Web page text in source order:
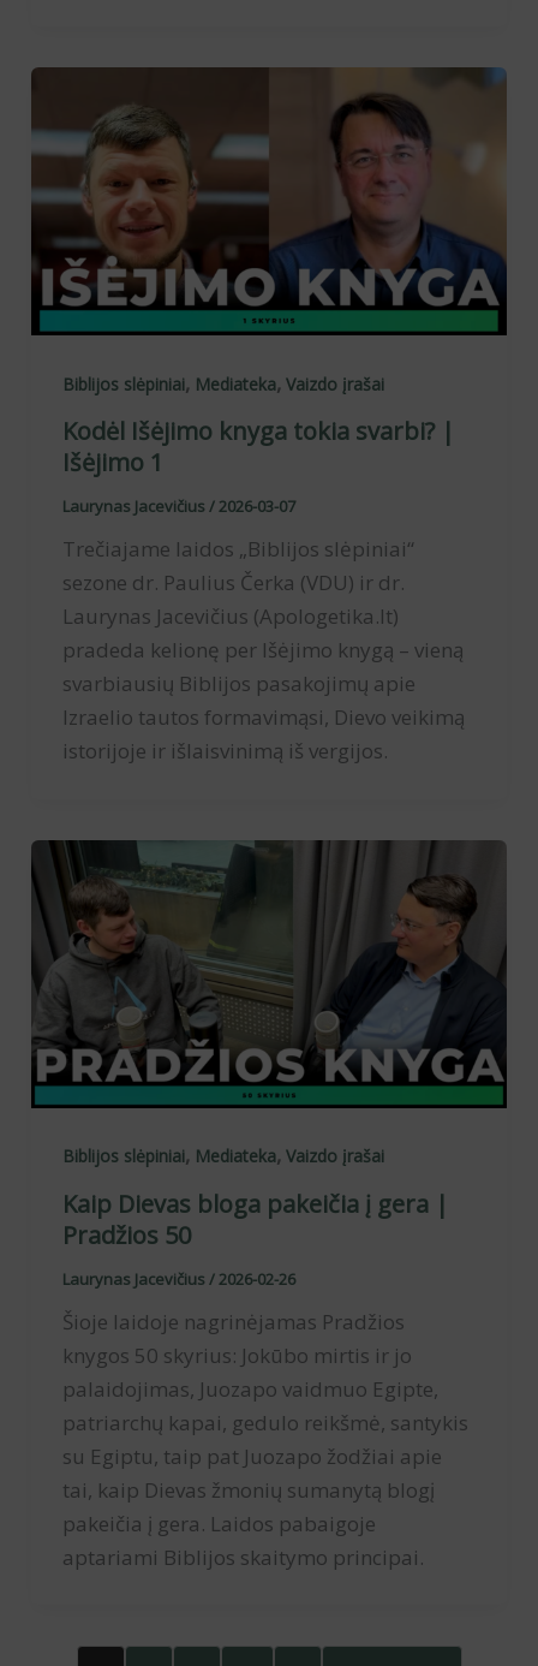
Biblijos slėpiniai, Mediateka, Vaizdo įrašai
Kodėl Išėjimo knyga tokia svarbi? |
Išėjimo 1
Laurynas Jacevičius /2026-03-07
Trečiajame laidos „Biblijos slėpiniai“
sezone dr. Paulius Čerka (VDU) ir dr.
Laurynas Jacevičius (Apologetika.lt)
pradeda kelionę per Išėjimo knygą – vieną
svarbiausių Biblijos pasakojimų apie
Izraelio tautos formavimąsi, Dievo veikimą
istorijoje ir išlaisvinimą iš vergijos.
Biblijos slėpiniai, Mediateka, Vaizdo įrašai
Kaip Dievas bloga pakeičia į gera |
Pradžios 50
Laurynas Jacevičius /2026-02-26
Šioje laidoje nagrinėjamas Pradžios
knygos 50 skyrius: Jokūbo mirtis ir jo
palaidojimas, Juozapo vaidmuo Egipte,
patriarchų kapai, gedulo reikšmė, santykis
su Egiptu, taip pat Juozapo žodžiai apie
tai, kaip Dievas žmonių sumanytą blogį
pakeičia į gera. Laidos pabaigoje
aptariami Biblijos skaitymo principai.